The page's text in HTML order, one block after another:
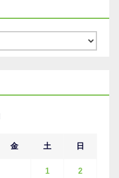
金 土 日
1 2